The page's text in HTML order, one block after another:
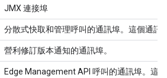
JMX 連接埠
分散式快取和管理呼叫的通訊埠。這個通訊
營利修訂版本通知的通訊埠。
Edge Management API 呼叫的通訊埠。這